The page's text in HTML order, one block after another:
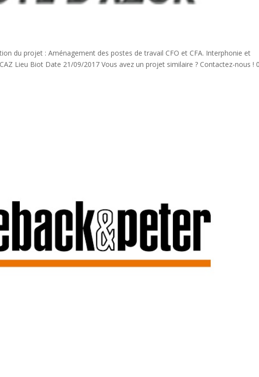
du projet : Aménagement des postes de travail CFO et CFA. Interphonie et
Lieu Biot Date 21/09/2017 Vous avez un projet similaire ? Contactez-nous !